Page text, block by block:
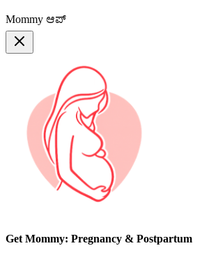
Mommy ಆಪ್
Get Mommy: Pregnancy & Postpartum